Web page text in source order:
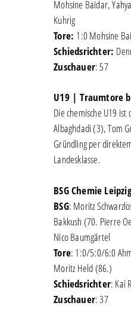
Mohsine Baidar,
Kuhrig
Tore: 1:0 Mohsine
Schiedsrichter:
Zuschauer: 57
U19 | Traumtore
Die chemische U19
Albaghdadi (3), Tom
Gründling per
Landesklasse.
BSG Chemie
BSG: Moritz
Bakkush (70. Pierre
Nico Baumgärtel
Tore: 1:0/5:0/6:0
Moritz Held (86.)
Schiedsrichter: Kai
Zuschauer: 37